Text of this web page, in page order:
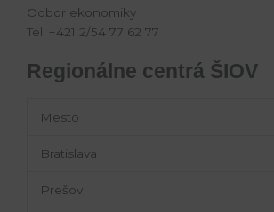
Odbor ekonomiky
Tel: +421 2/54 77 62 77
Regionálne centrá ŠIOV
Mesto
Bratislava
Prešov